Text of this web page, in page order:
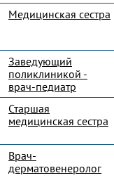
Медицинская сестра
Заведующий
поликлиникой -
врач-педиатр
Старшая
медицинская сестра
Врач-
дерматовенеролог